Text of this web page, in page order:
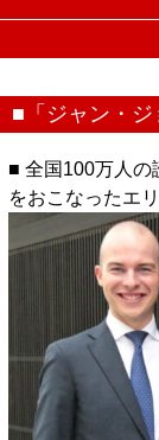
■「ジャン・
■ 全国100万人の
をおこなったエ